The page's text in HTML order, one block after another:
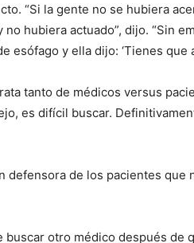
“Si la gente no se hubiera
hubiera actuado”, dijo. “Sin
y ella dijo: ‘Tienes que
tanto de médicos versus
es difícil buscar.
de los pacientes que
otro médico después de